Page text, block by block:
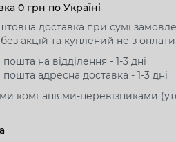
0 грн по Україні
доставка при сумі
акцій та куплений не з
на відділення - 1-3 дні
адресна доставка - 1-3 дні
компаніями-перевізниками